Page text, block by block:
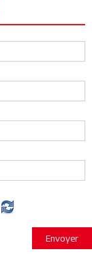
Envoyer